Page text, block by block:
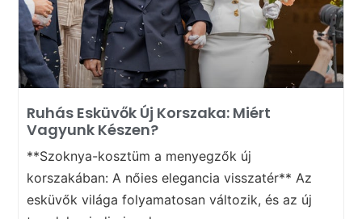
Ruhás Esküvők Új Korszaka: Miért
Vagyunk Készen?
**Szoknya-kosztüm a menyegzők új
korszakában: A nőies elegancia visszatér** Az
esküvők világa folyamatosan változik, és az új